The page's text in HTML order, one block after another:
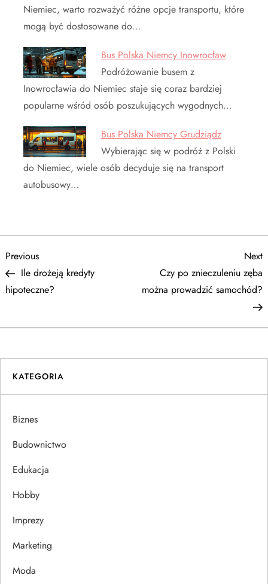
Niemiec, warto rozważyć różne opcje transportu, które
mogą być dostosowane do…
Bus Polska Niemcy Inowrocław
Podróżowanie busem z
Inowrocławia do Niemiec staje się coraz bardziej
popularne wśród osób poszukujących wygodnych…
Bus Polska Niemcy Grudziądz
Wybierając się w podróż z Polski
do Niemiec, wiele osób decyduje się na transport
autobusowy…
N
a
g
a
c
a
w
p
Previous
Post
Previous
Ile drożeją kredyty
hipoteczne?
Next
Czy po znieczuleniu zęba
można prowadzić samochód?
KATEGORIA
Biznes
Budownictwo
Edukacja
Hobby
Imprezy
Marketing
Moda